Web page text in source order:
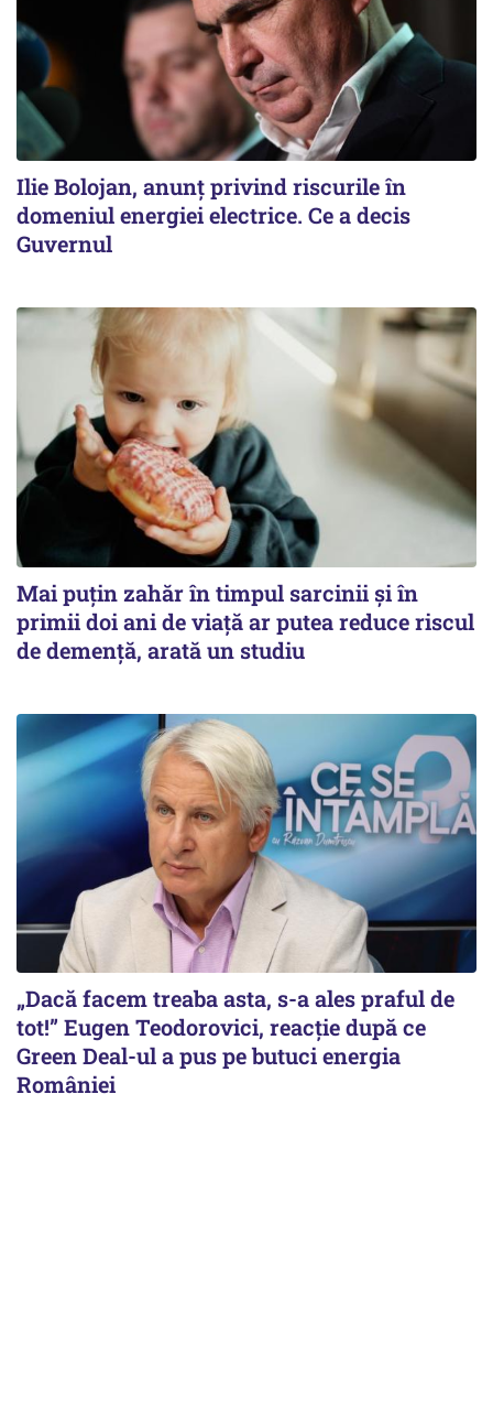
Ilie Bolojan, anunț privind riscurile în
domeniul energiei electrice. Ce a decis
Guvernul
Mai puțin zahăr în timpul sarcinii și în
primii doi ani de viață ar putea reduce riscul
de demență, arată un studiu
„Dacă facem treaba asta, s-a ales praful de
tot!” Eugen Teodorovici, reacție după ce
Green Deal-ul a pus pe butuci energia
României